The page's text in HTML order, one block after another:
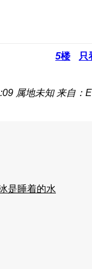
5楼 只
属地未知 来自：
是睡着的水